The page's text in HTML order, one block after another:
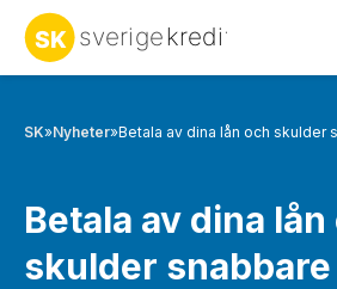
SK»Nyheter»Betala av dina lån och skulder
Betala av dina lån
skulder snabbare